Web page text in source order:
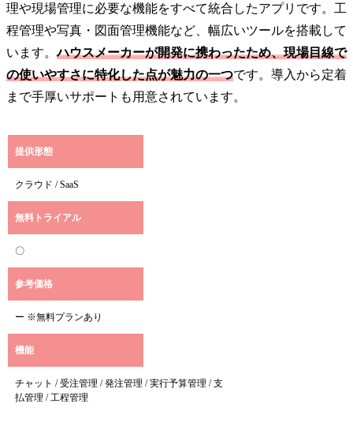
理や現場管理に必要な機能をすべて統合したアプリです。工
程管理や写真・図面管理機能など、幅広いツールを搭載して
います。ハウスメーカーが開発に携わったため、現場目線で
の使いやすさに特化した点が魅力の一つです。導入から定着
まで手厚いサポートも用意されています。
提供形態
クラウド / SaaS
無料トライアル
〇
参考価格
ー ※無料プランあり
機能
チャット / 受注管理 / 発注管理 / 実行予算管理 / 支
払管理 / 工程管理